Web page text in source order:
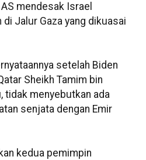
mendesak Israel
Jalur Gaza yang dikuasai
setelah Biden
Sheikh Tamim bin
tidak menyebutkan ada
senjata dengan Emir
kedua pemimpin